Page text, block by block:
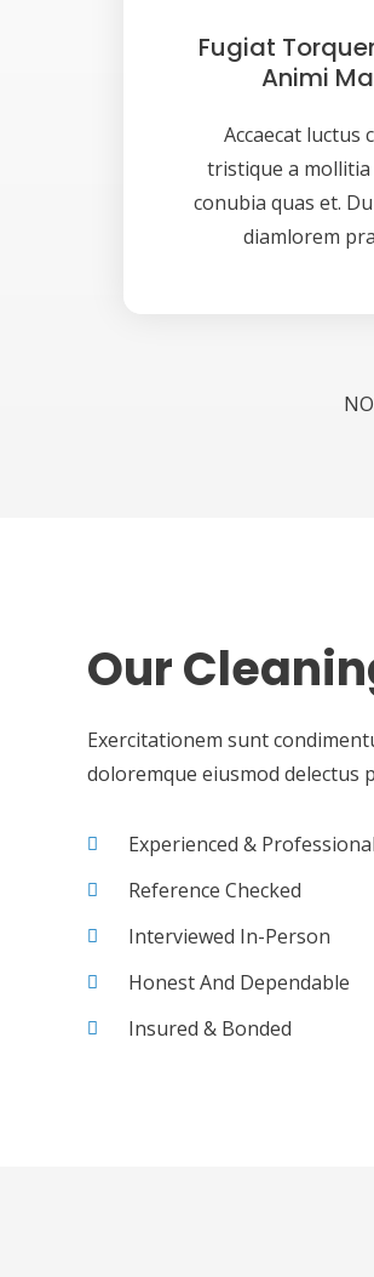
Fugiat
Animi
Accaecat luctus
tristique a
conubia quas et.
diamlorem
Our
Exercitationem sunt
doloremque eiusmod delectus
Experienced & Professional
Reference Checked
Interviewed In-Person
Honest And Dependable
Insured & Bonded